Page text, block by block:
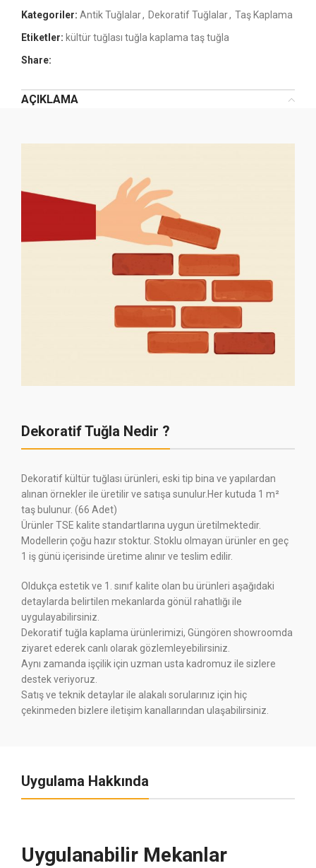
Kategoriler: Antik Tuğlalar, Dekoratif Tuğlalar, Taş Kaplama
Etiketler: kültür tuğlası tuğla kaplama taş tuğla
Share:
AÇIKLAMA
Dekoratif Tuğla Nedir ?
Dekoratif kültür tuğlası ürünleri, eski tip bina ve yapılardan
alınan örnekler ile üretilir ve satışa sunulur.Her kutuda 1 m²
taş bulunur. (66 Adet)
Ürünler TSE kalite standartlarına uygun üretilmektedir.
Modellerin çoğu hazır stoktur. Stoklu olmayan ürünler en geç
1 iş günü içerisinde üretime alınır ve teslim edilir.
Oldukça estetik ve 1. sınıf kalite olan bu ürünleri aşağıdaki
detaylarda belirtilen mekanlarda gönül rahatlığı ile
uygulayabilirsiniz.
Dekoratif tuğla kaplama ürünlerimizi, Güngören showroomda
ziyaret ederek canlı olarak gözlemleyebilirsiniz.
Aynı zamanda işçilik için uzman usta kadromuz ile sizlere
destek veriyoruz.
Satış ve teknik detaylar ile alakalı sorularınız için hiç
çekinmeden bizlere iletişim kanallarından ulaşabilirsiniz.
Uygulama Hakkında
Uygulanabilir Mekanlar